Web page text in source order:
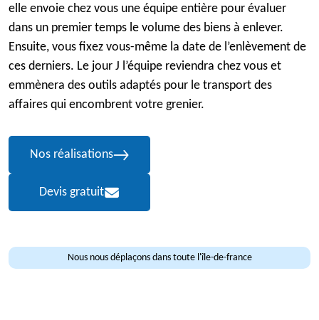
elle envoie chez vous une équipe entière pour évaluer
dans un premier temps le volume des biens à enlever.
Ensuite, vous fixez vous-même la date de l’enlèvement de
ces derniers. Le jour J l’équipe reviendra chez vous et
emmènera des outils adaptés pour le transport des
affaires qui encombrent votre grenier.
Nos réalisations
Devis gratuit
Nous nous déplaçons dans toute l'île-de-france